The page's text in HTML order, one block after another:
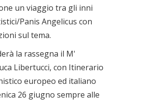
un viaggio tra gli inni
Panis Angelicus con
sul tema.
la rassegna il M'
Libertucci, con Itinerario
europeo ed italiano
26 giugno sempre alle